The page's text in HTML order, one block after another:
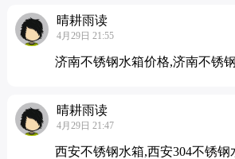
晴耕雨读
4月29日 21:55
济南不锈钢水箱价格,济南不锈
晴耕雨读
4月29日 21:47
西安不锈钢水箱,西安304不锈钢